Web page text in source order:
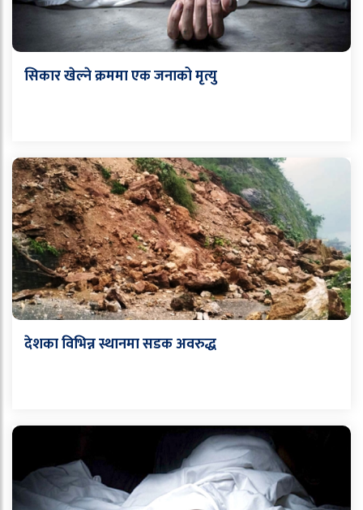
सिकार खेल्ने क्रममा एक जनाको मृत्यु
देशका विभिन्न स्थानमा सडक अवरुद्ध